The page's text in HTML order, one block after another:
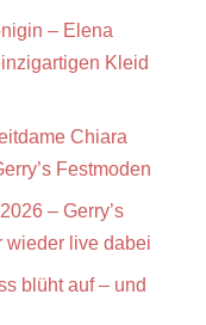
– Elena
Kleid
Chiara
Festmoden
– Gerry’s
wieder live dabei
blüht auf – und